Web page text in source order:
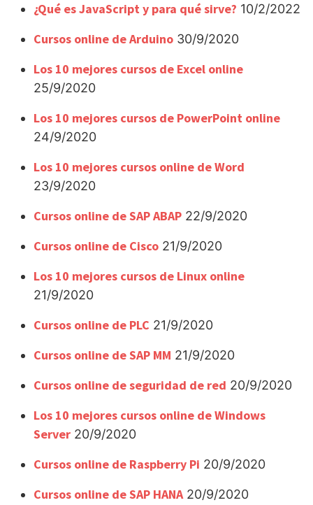
¿Qué es JavaScript y para qué sirve? 10/2/2022
Cursos online de Arduino 30/9/2020
Los 10 mejores cursos de Excel online
25/9/2020
Los 10 mejores cursos de PowerPoint online
24/9/2020
Los 10 mejores cursos online de Word
23/9/2020
Cursos online de SAP ABAP 22/9/2020
Cursos online de Cisco 21/9/2020
Los 10 mejores cursos de Linux online
21/9/2020
Cursos online de PLC 21/9/2020
Cursos online de SAP MM 21/9/2020
Cursos online de seguridad de red 20/9/2020
Los 10 mejores cursos online de Windows
Server 20/9/2020
Cursos online de Raspberry Pi 20/9/2020
Cursos online de SAP HANA 20/9/2020